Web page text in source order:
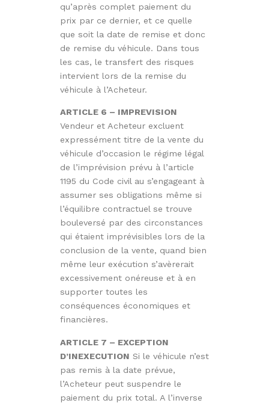
qu’après complet paiement du
prix par ce dernier, et ce quelle
que soit la date de remise et donc
de remise du véhicule. Dans tous
les cas, le transfert des risques
intervient lors de la remise du
véhicule à l’Acheteur.
ARTICLE 6 – IMPREVISION
Vendeur et Acheteur excluent
expressément titre de la vente du
véhicule d’occasion le régime légal
de l’imprévision prévu à l’article
1195 du Code civil au s’engageant à
assumer ses obligations même si
l’équilibre contractuel se trouve
bouleversé par des circonstances
qui étaient imprévisibles lors de la
conclusion de la vente, quand bien
même leur exécution s’avèrerait
excessivement onéreuse et à en
supporter toutes les
conséquences économiques et
financières.
ARTICLE 7 – EXCEPTION
D’INEXECUTION Si le véhicule n’est
pas remis à la date prévue,
l’Acheteur peut suspendre le
paiement du prix total. A l’inverse